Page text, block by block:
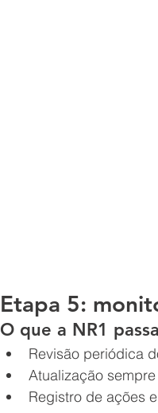
Etapa 5:
O que a NR1
Revisão periódica
Atualização
Registro de ações